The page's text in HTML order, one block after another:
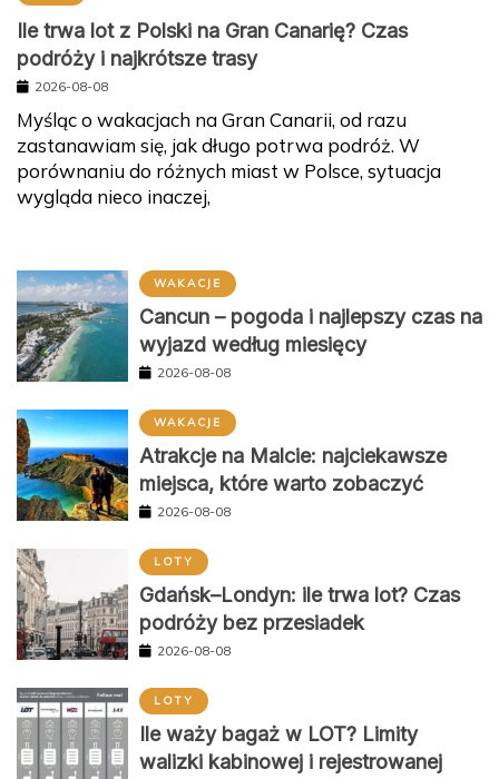
Ile trwa lot z Polski na Gran Canarię? Czas
podróży i najkrótsze trasy
2026-08-08
Myśląc o wakacjach na Gran Canarii, od razu
zastanawiam się, jak długo potrwa podróż. W
porównaniu do różnych miast w Polsce, sytuacja
wygląda nieco inaczej,
WAKACJE
Cancun – pogoda i najlepszy czas na
wyjazd według miesięcy
2026-08-08
WAKACJE
Atrakcje na Malcie: najciekawsze
miejsca, które warto zobaczyć
2026-08-08
LOTY
Gdańsk–Londyn: ile trwa lot? Czas
podróży bez przesiadek
2026-08-08
LOTY
Ile waży bagaż w LOT? Limity
walizki kabinowej i rejestrowanej